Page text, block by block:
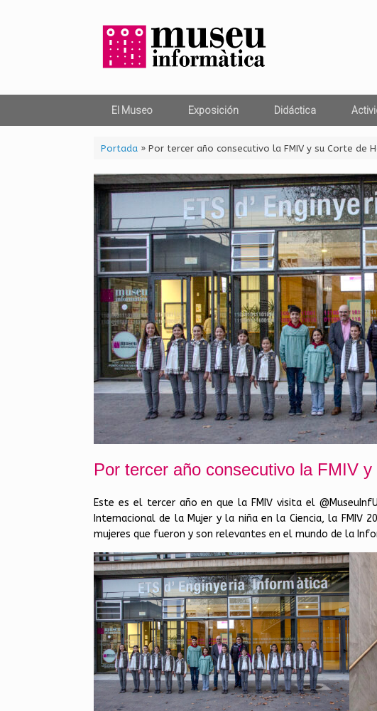
El Museo Exposición Didáctica
Portada» Por tercer año consecutivo la FMIV y su Corte de
Por tercer año consecutivo la FMIV
Este es el tercer año en que la FMIV visita el
Internacional de la Mujer y la niña en la Ciencia, la FMIV
mujeres que fueron y son relevantes en el mundo de la